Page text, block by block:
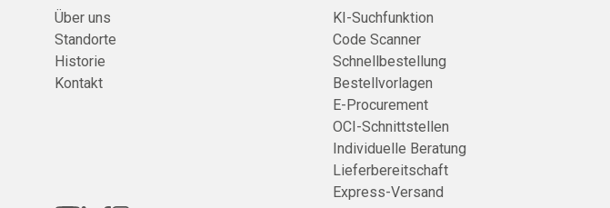
Über uns
Standorte
Historie
Kontakt
KI-Suchfunktion
Code Scanner
Schnellbestellung
Bestellvorlagen
E-Procurement
OCI-Schnittstellen
Individuelle Beratung
Lieferbereitschaft
Express-Versand